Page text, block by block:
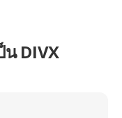
น DIVX